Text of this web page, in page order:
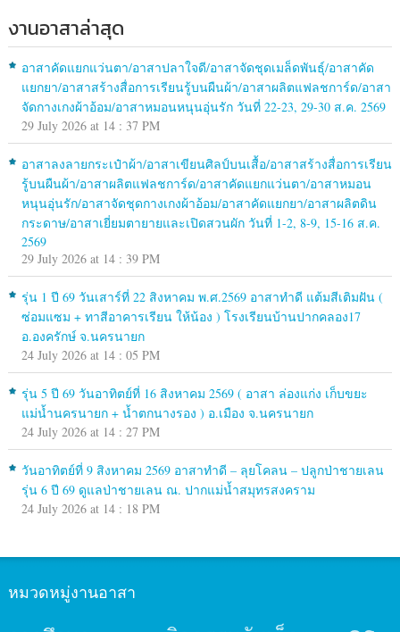
งานอาสาล่าสุด
อาสาคัดแยกแว่นตา/อาสาปลาใจดี/อาสาจัดชุดเมล็ดพันธุ์/อาสาคัด
แยกยา/อาสาสร้างสื่อการเรียนรู้บนผืนผ้า/อาสาผลิตแฟลชการ์ด/อาสา
จัดกางเกงผ้าอ้อม/อาสาหมอนหนุนอุ่นรัก วันที่ 22-23, 29-30 ส.ค. 2569
29 July 2026 at 14 : 37 PM
อาสาลงลายกระเป๋าผ้า/อาสาเขียนศิลป์บนเสื้อ/อาสาสร้างสื่อการเรียน
รู้บนผืนผ้า/อาสาผลิตแฟลชการ์ด/อาสาคัดแยกแว่นตา/อาสาหมอน
หนุนอุ่นรัก/อาสาจัดชุดกางเกงผ้าอ้อม/อาสาคัดแยกยา/อาสาผลิตดิน
กระดาษ/อาสาเยี่ยมตายายและเปิดสวนผัก วันที่ 1-2, 8-9, 15-16 ส.ค.
2569
29 July 2026 at 14 : 39 PM
รุ่น 1 ปี 69 วันเสาร์ที่ 22 สิงหาคม พ.ศ.2569 อาสาทำดี แต้มสีเติมฝัน (
ซ่อมแซม + ทาสีอาคารเรียน ให้น้อง ) โรงเรียนบ้านปากคลอง17
อ.องครักษ์ จ.นครนายก
24 July 2026 at 14 : 05 PM
รุ่น 5 ปี 69 วันอาทิตย์ที่ 16 สิงหาคม 2569 ( อาสา ล่องแก่ง เก็บขยะ
แม่น้ำนครนายก + น้ำตกนางรอง ) อ.เมือง จ.นครนายก
24 July 2026 at 14 : 27 PM
วันอาทิตย์ที่ 9 สิงหาคม 2569 อาสาทำดี – ลุยโคลน – ปลูกป่าชายเลน
รุ่น 6 ปี 69 ดูแลป่าชายเลน ณ. ปากแม่น้ำสมุทรสงคราม
24 July 2026 at 14 : 18 PM
หมวดหมู่งานอาสา